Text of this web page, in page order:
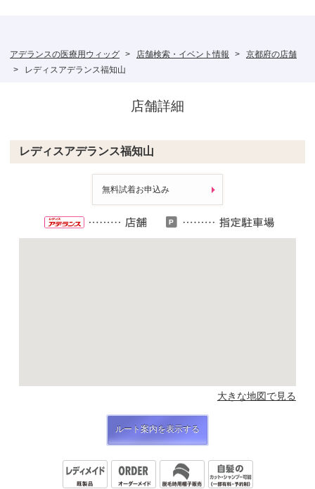
アデランスの医療用ウィッグ 店舗検索・イベント情報
京都府の店舗
レディスアデランス福知山
店舗詳細
レディスアデランス福知山
無料試着お申込み
大きな地図で見る
ルート案内を表示する